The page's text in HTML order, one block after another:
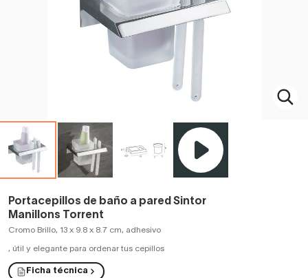
Portacepillos de baño a pared Sintor
Manillons Torrent
Cromo Brillo, 13 x 9.8 x 8.7 cm, adhesivo
, útil y elegante para ordenar tus cepillos
Ficha técnica